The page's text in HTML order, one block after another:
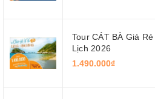
Tour CÁT BÀ Giá
Lịch 2026
1.490.000₫